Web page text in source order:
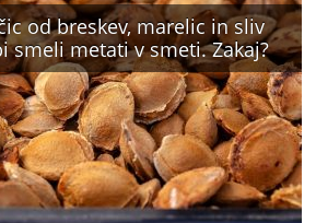
od breskev, marelic in sliv
smeli metati v smeti. Zakaj?